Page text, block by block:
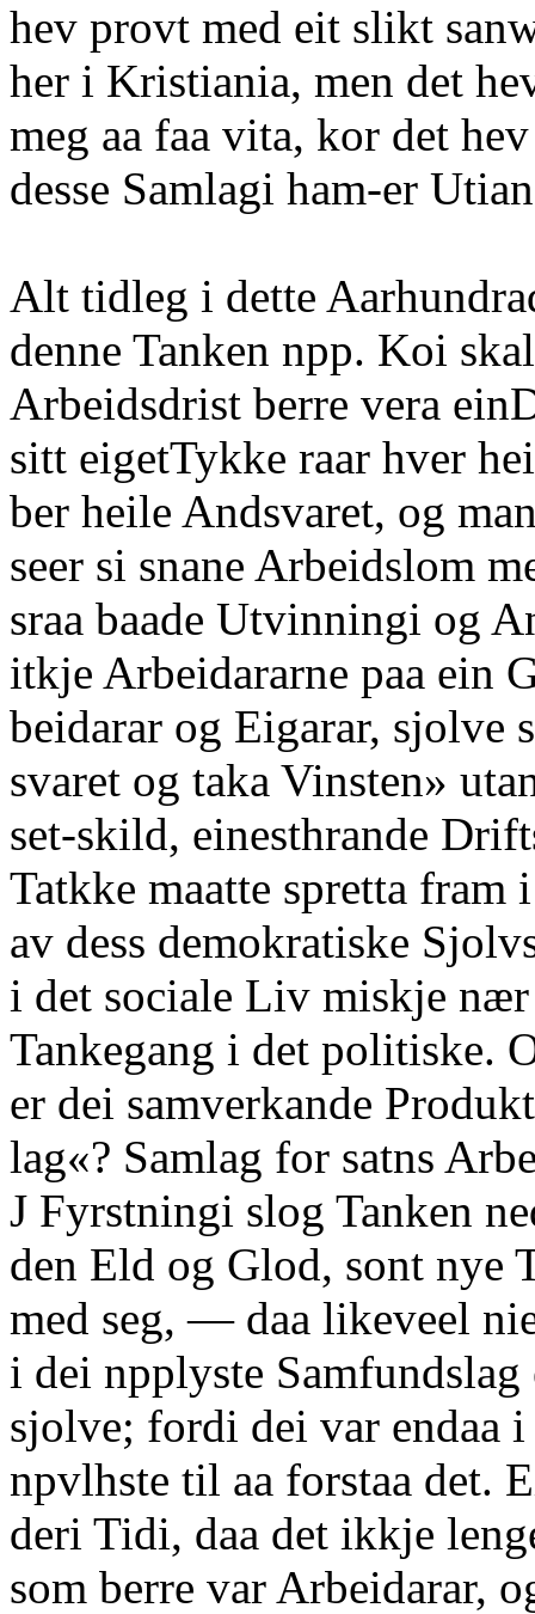
hev provt med eit slikt
her i Kristiania, men det
meg aa faa vita, kor det
desse Samlagi ham-er
Alt tidleg i dette
denne Tanken npp. Koi
Arbeidsdrist berre vera
sitt eigetTykke raar hver
ber heile Andsvaret, og
seer si snane Arbeidslom
sraa baade Utvinningi og
itkje Arbeidararne paa ein
beidarar og Eigarar, sjolve
svaret og taka Vinsten»
set-skild, einesthrande
Tatkke maatte spretta fram
av dess demokratiske
i det sociale Liv miskje
Tankegang i det politiske.
er dei samverkande
lag«? Samlag for satns
J Fyrstningi slog Tanken
den Eld og Glod, sont nye
med seg, — daa likeveel
i dei npplyste
sjolve; fordi dei var endaa
npvlhste til aa forstaa det.
deri Tidi, daa det ikkje
som berre var Arbeidarar,